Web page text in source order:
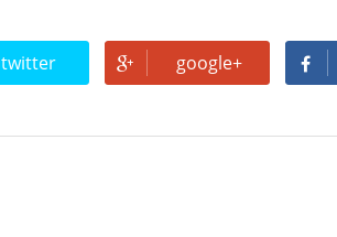
twitter google+